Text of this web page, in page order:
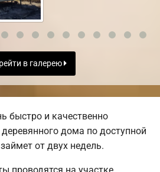
в галерею
быстро и качественно
дома по доступной
от двух недель.